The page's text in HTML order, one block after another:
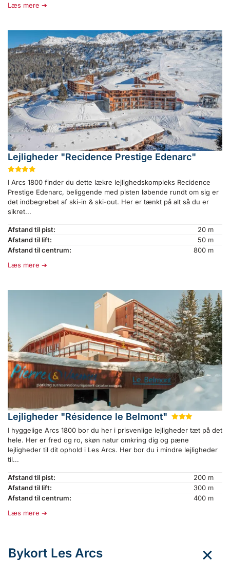
Læs mere
Lejligheder "Recidence Prestige Edenarc"
★★★
I Arcs 1800 finder du dette lækre lejlighedskompleks Recidence
Prestige Edenarc, beliggende med pisten løbende rundt om sig er
det indbegrebet af ski-in & ski-out. Her er tænkt på alt så du er
sikret...
Afstand til pist:
20 m
Afstand til lift:
50 m
Afstand til centrum:
800 m
Læs mere
Lejligheder "Résidence le Belmont" ★★
I hyggelige Arcs 1800 bor du her i prisvenlige lejligheder tæt på det
hele. Her er fred og ro, skøn natur omkring dig og pæne
lejligheder til dit ophold i Les Arcs. Her bor du i mindre lejligheder
til...
Afstand til pist:
200 m
Afstand til lift:
300 m
Afstand til centrum:
400 m
Læs mere
Bykort Les Arcs